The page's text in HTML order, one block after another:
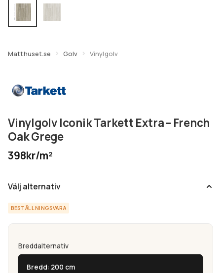
Matthuset.se Golv Vinylgolv
Vinylgolv Iconik Tarkett Extra – French
Oak Grege
398kr/m²
Välj alternativ
BESTÄLLNINGSVARA
Breddalternativ
Bredd: 200 cm